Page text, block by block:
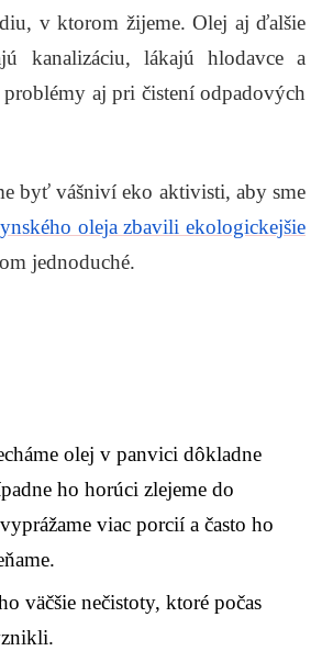
v ktorom žijeme. Olej aj ďalšie
kanalizáciu, lákajú hlodavce a
problémy aj pri čistení odpadových
byť vášniví eko aktivisti, aby sme
oleja zbavili ekologickejšie
jednoduché.
olej v panvici dôkladne
ho horúci zlejeme do
viac porcií a často ho
väčšie nečistoty, ktoré počas